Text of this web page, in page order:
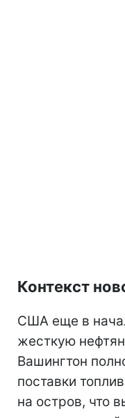
Контекст
США еще в
жесткую
Вашингтон
поставки
на остров, что